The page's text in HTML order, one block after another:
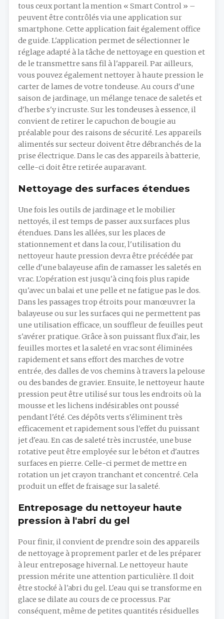
tous ceux portant la mention « Smart Control » –
peuvent être contrôlés via une application sur
smartphone. Cette application fait également office
de guide. L'application permet de sélectionner le
réglage adapté à la tâche de nettoyage en question et
de le transmettre sans fil à l'appareil. Par ailleurs,
vous pouvez également nettoyer à haute pression le
carter de lames de votre tondeuse. Au cours d'une
saison de jardinage, un mélange tenace de saletés et
d'herbe s'y incruste. Sur les tondeuses à essence, il
convient de retirer le capuchon de bougie au
préalable pour des raisons de sécurité. Les appareils
alimentés sur secteur doivent être débranchés de la
prise électrique. Dans le cas des appareils à batterie,
celle-ci doit être retirée auparavant.
Nettoyage des surfaces étendues
Une fois les outils de jardinage et le mobilier
nettoyés, il est temps de passer aux surfaces plus
étendues. Dans les allées, sur les places de
stationnement et dans la cour, l'utilisation du
nettoyeur haute pression devra être précédée par
celle d'une balayeuse afin de ramasser les saletés en
vrac. L'opération est jusqu'à cinq fois plus rapide
qu'avec un balai et une pelle et ne fatigue pas le dos.
Dans les passages trop étroits pour manœuvrer la
balayeuse ou sur les surfaces qui ne permettent pas
une utilisation efficace, un souffleur de feuilles peut
s'avérer pratique. Grâce à son puissant flux d'air, les
feuilles mortes et la saleté en vrac sont éliminées
rapidement et sans effort des marches de votre
entrée, des dalles de vos chemins à travers la pelouse
ou des bandes de gravier. Ensuite, le nettoyeur haute
pression peut être utilisé sur tous les endroits où la
mousse et les lichens indésirables ont poussé
pendant l'été. Ces dépôts verts s'éliminent très
efficacement et rapidement sous l'effet du puissant
jet d'eau. En cas de saleté très incrustée, une buse
rotative peut être employée sur le béton et d'autres
surfaces en pierre. Celle-ci permet de mettre en
rotation un jet crayon tranchant et concentré. Cela
produit un effet de fraisage sur la saleté.
Entreposage du nettoyeur haute
pression à l'abri du gel
Pour finir, il convient de prendre soin des appareils
de nettoyage à proprement parler et de les préparer
à leur entreposage hivernal. Le nettoyeur haute
pression mérite une attention particulière. Il doit
être stocké à l'abri du gel. L'eau qui se transforme en
glace se dilate au cours de ce processus. Par
conséquent, même de petites quantités résiduelles